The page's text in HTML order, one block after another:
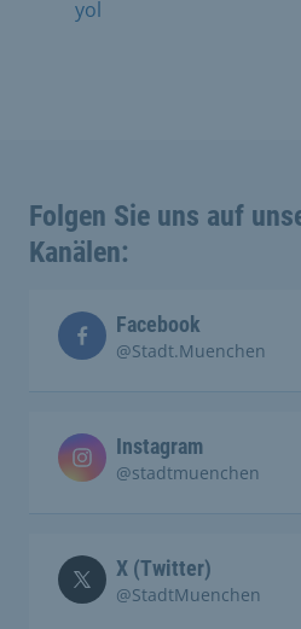
yol
Folgen Sie uns auf
Kanälen:
Facebook
@Stadt.Muenchen
Instagram
@stadtmuenchen
X (Twitter)
@StadtMuenchen